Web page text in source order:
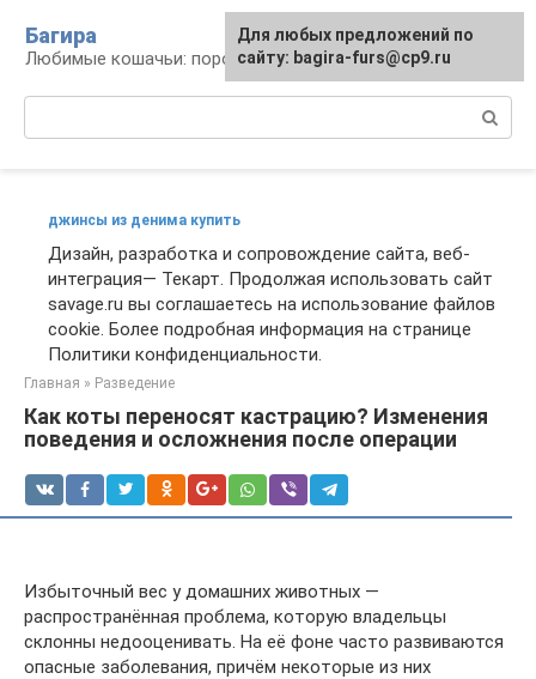
контенту
Багира
Любимые кошачьи: породы, содержание, уход
джинсы из денима купить
Дизайн, разработка и сопровождение сайта, веб-
интеграция— Текарт. Продолжая использовать сайт
savage.ru вы соглашаетесь на использование файлов
cookie. Более подробная информация на странице
Политики конфиденциальности.
Главная » Разведение
Как коты переносят кастрацию? Изменения
поведения и осложнения после операции
Избыточный вес у домашних животных —
распространённая проблема, которую владельцы
склонны недооценивать. На её фоне часто развиваются
опасные заболевания, причём некоторые из них
Для любых предложений по
сайту: bagira-furs@cp9.ru